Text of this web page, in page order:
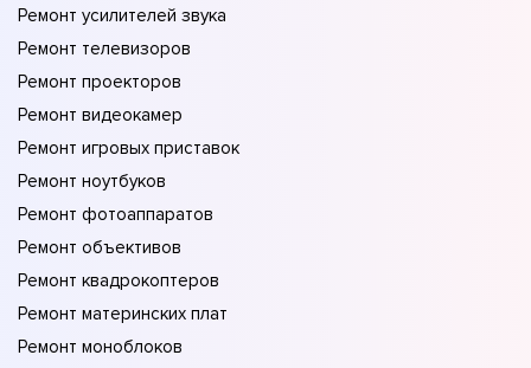
Ремонт усилителей звука
Ремонт телевизоров
Ремонт проекторов
Ремонт видеокамер
Ремонт игровых приставок
Ремонт ноутбуков
Ремонт фотоаппаратов
Ремонт объективов
Ремонт квадрокоптеров
Ремонт материнских плат
Ремонт моноблоков